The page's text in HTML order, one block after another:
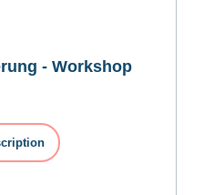
- Workshop